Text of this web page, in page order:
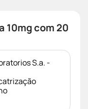
10mg com 20
S.a. -